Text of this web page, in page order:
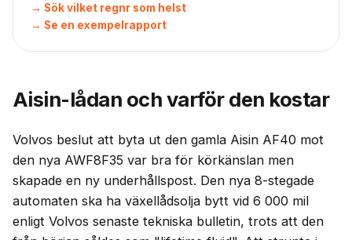
→ Sök vilket regnr som helst
→ Se en exempelrapport
Aisin-lådan och varför den kostar
Volvos beslut att byta ut den gamla Aisin AF40 mot
den nya AWF8F35 var bra för körkänslan men
skapade en ny underhållspost. Den nya 8-stegade
automaten ska ha växellådsolja bytt vid 6 000 mil
enligt Volvos senaste tekniska bulletin, trots att den